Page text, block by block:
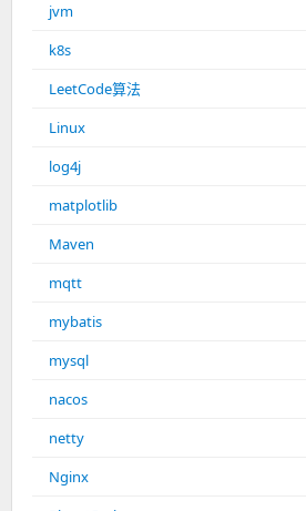
jvm
k8s
LeetCode算法
Linux
log4j
matplotlib
Maven
mqtt
mybatis
mysql
nacos
netty
Nginx